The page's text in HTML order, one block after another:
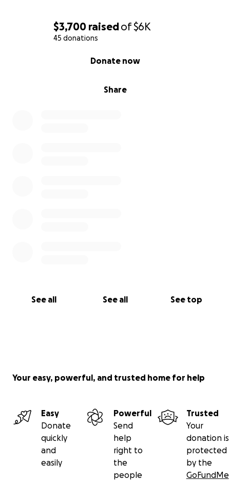
$3,700 raisedof$6K
45 donations
Share
Donate now
See all See all See top
Your easy, powerful, and trusted home for help
Easy
Donate
quickly
and
easily
Powerful
Send
help
right to
the
people
Trusted
Your
donation is
protected
by the
GoFundMe